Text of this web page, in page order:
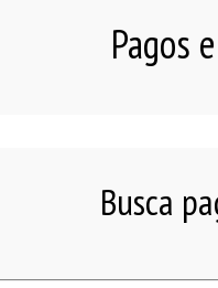
Pagos
Busca